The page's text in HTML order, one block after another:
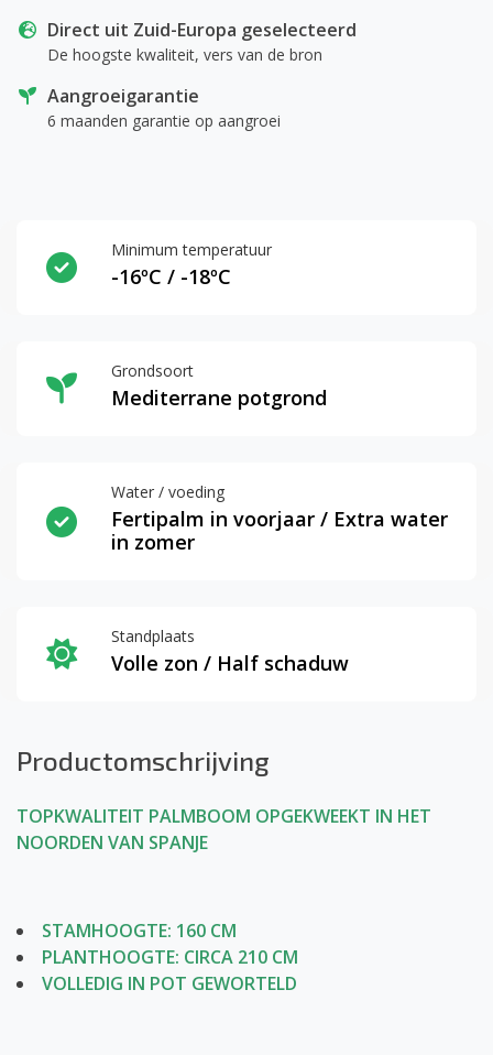
Direct uit Zuid-Europa geselecteerd
De hoogste kwaliteit, vers van de bron
Aangroeigarantie
6 maanden garantie op aangroei
Minimum temperatuur
-16ºC / -18ºC
Grondsoort
Mediterrane potgrond
Water / voeding
Fertipalm in voorjaar / Extra water
in zomer
Standplaats
Volle zon / Half schaduw
Productomschrijving
TOPKWALITEIT PALMBOOM OPGEKWEEKT IN HET
NOORDEN VAN SPANJE
STAMHOOGTE: 160 CM
PLANTHOOGTE: CIRCA 210 CM
VOLLEDIG IN POT GEWORTELD